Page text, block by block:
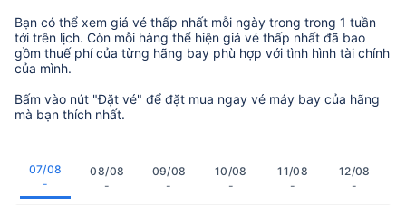
Bạn có thể xem giá vé thấp nhất mỗi ngày trong trong 1 tuần
tới trên lịch. Còn mỗi hàng thể hiện giá vé thấp nhất đã bao
gồm thuế phí của từng hãng bay phù hợp với tình hình tài chính
của mình.
Bấm vào nút "Đặt vé" để đặt mua ngay vé máy bay của hãng
mà bạn thích nhất.
07/08
-
08/08
-
09/08
-
10/08
-
11/08
-
12/08
-